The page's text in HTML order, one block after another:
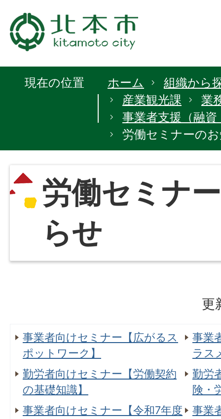
現在の位置 ホーム
組織から
産業観光課
業
事業者支援（融
労働セミナーの
労働セミナ
らせ
更
事業者向けセミナー【広がるス
ポットワーク】
事業
ラス
勤労者向けセミナー【労働契約
の基礎知識】
勤労
険・
事業者向けセミナー【令和7年度
事業